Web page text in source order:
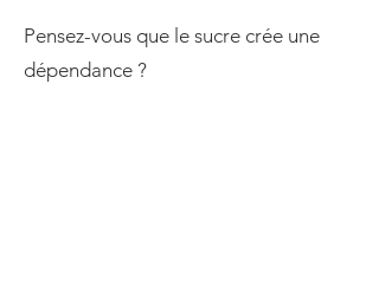
Pensez-vous que le sucre crée une
dépendance ?